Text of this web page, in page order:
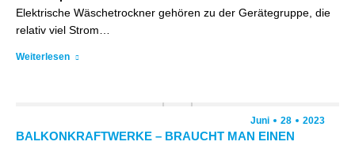
Elektrische Wäschetrockner gehören zu der Gerätegruppe, die
relativ viel Strom…
Weiterlesen
Juni 28 2023
BALKONKRAFTWERKE – BRAUCHT MAN EINEN